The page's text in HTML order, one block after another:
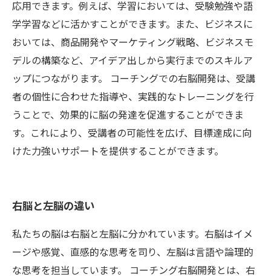
応用できます。例えば、学習においては、受験勉強や語
学学習などに活かすことができます。また、ビジネスに
おいては、商品開発やマーケティング戦略、ビジネスモ
デルの構築など、アイデア出しから実行までのスキルア
ップにつながります。 コーチングでの右脳開発は、受講
者の個性に合わせた指導や、実践的なトレーニングを行
うことで、効果的に脳の発達を促進することができま
す。これにより、受講者の可能性を広げ、目標達成に向
けた力強いサポートを提供することができます。
右脳と左脳の違い
私たちの脳は右脳と左脳に分かれています。右脳はイメ
ージや感覚、直感的な思考を司り、左脳は言語や論理的
な思考を担当しています。 コーチング右脳開発とは、右